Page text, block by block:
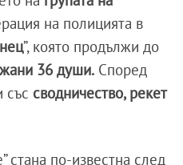
на полицията в
”, която продължи до
36 души. Според
със сводничество, рекет
стана по-известна след